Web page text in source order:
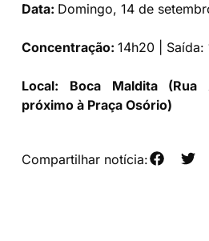
Data: Domingo, 14 de
Concentração: 14h20 | Saída:
Local: Boca Maldita
próximo à Praça Osório)
Compartilhar notícia: